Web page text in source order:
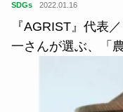
SDGs 2022.01.16
『AGRIST』代表
一さんが選ぶ、「